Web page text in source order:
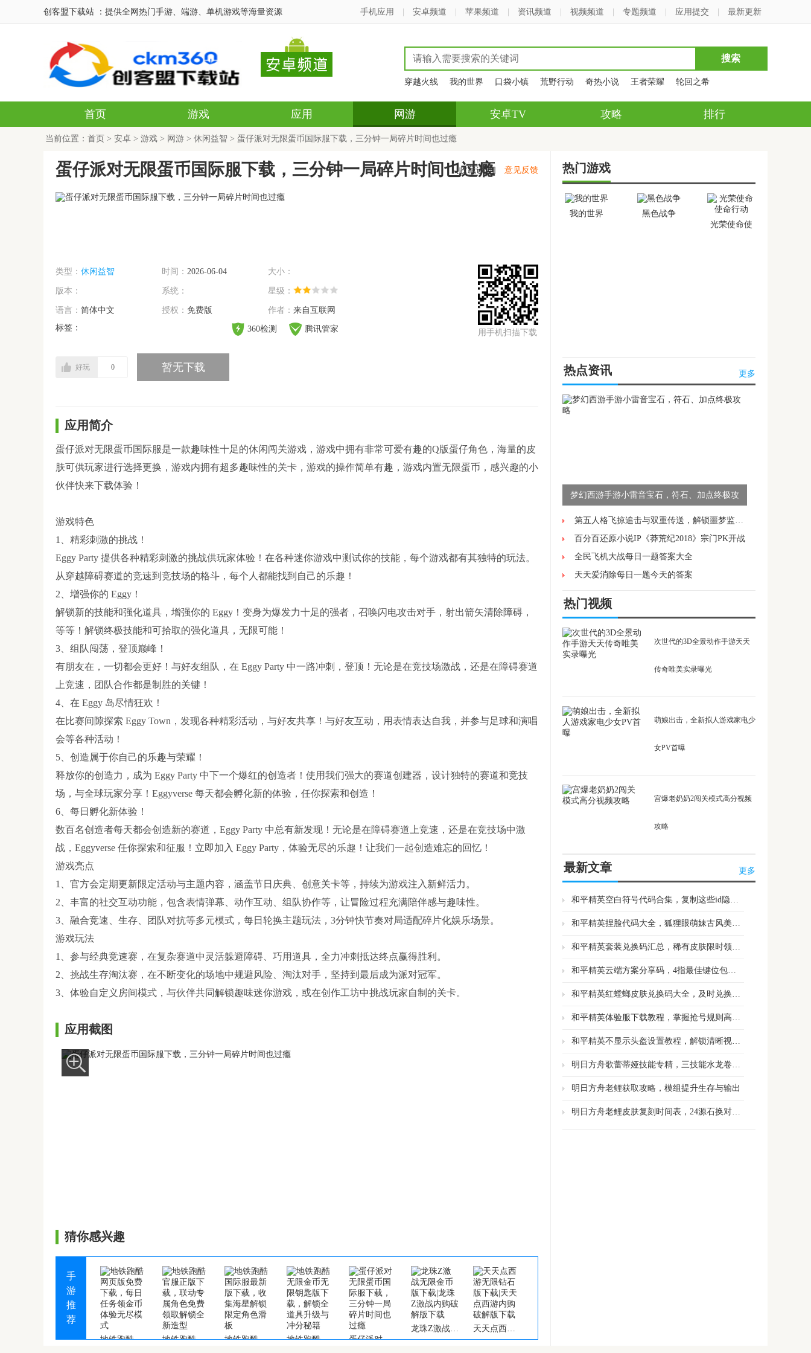
创客盟下载站 ：提供全网热门手游、端游、单机游戏等海量资源 手机应用 安卓频道 苹果频道 资讯频道 视频频道 专题频道 应用提交 最新更新
穿越火线 我的世界 口袋小镇 荒野行动 奇热小说 王者荣耀 轮回之希
首页 游戏 应用 网游 安卓TV 攻略 排行
当前位置： 首页 > 安卓 > 游戏 > 网游 > 休闲益智 > 蛋仔派对无限蛋币国际服下载，三分钟一局碎片时间也过瘾
蛋仔派对无限蛋币国际服下载，三分钟一局碎片时间也过瘾
[收藏该页] 意见反馈
类型： 休闲益智 时间： 2026-06-04 大小：
版本： 系统： 星级：
语言： 简体中文 授权： 免费版 作者： 来自互联网
标签：
360检测 腾讯管家 用手机扫描下载
好玩 0 暂无下载
应用简介
蛋仔派对无限蛋币国际服是一款趣味性十足的休闲闯关游戏，游戏中拥有非常可爱有趣的Q版蛋仔角色，海量的皮
肤可供玩家进行选择更换，游戏内拥有超多趣味性的关卡，游戏的操作简单有趣，游戏内置无限蛋币，感兴趣的小
伙伴快来下载体验！
游戏特色
1、精彩刺激的挑战！
Eggy Party 提供各种精彩刺激的挑战供玩家体验！在各种迷你游戏中测试你的技能，每个游戏都有其独特的玩法。
从穿越障碍赛道的竞速到竞技场的格斗，每个人都能找到自己的乐趣！
2、增强你的 Eggy！
解锁新的技能和强化道具，增强你的 Eggy！变身为爆发力十足的强者，召唤闪电攻击对手，射出箭矢清除障碍，
等等！解锁终极技能和可拾取的强化道具，无限可能！
3、组队闯荡，登顶巅峰！
有朋友在，一切都会更好！与好友组队，在 Eggy Party 中一路冲刺，登顶！无论是在竞技场激战，还是在障碍赛道
上竞速，团队合作都是制胜的关键！
4、在 Eggy 岛尽情狂欢！
在比赛间隙探索 Eggy Town，发现各种精彩活动，与好友共享！与好友互动，用表情表达自我，并参与足球和演唱
会等各种活动！
5、创造属于你自己的乐趣与荣耀！
释放你的创造力，成为 Eggy Party 中下一个爆红的创造者！使用我们强大的赛道创建器，设计独特的赛道和竞技
场，与全球玩家分享！Eggyverse 每天都会孵化新的体验，任你探索和创造！
6、每日孵化新体验！
数百名创造者每天都会创造新的赛道，Eggy Party 中总有新发现！无论是在障碍赛道上竞速，还是在竞技场中激
战，Eggyverse 任你探索和征服！立即加入 Eggy Party，体验无尽的乐趣！让我们一起创造难忘的回忆！
游戏亮点
1、官方会定期更新限定活动与主题内容，涵盖节日庆典、创意关卡等，持续为游戏注入新鲜活力。
2、丰富的社交互动功能，包含表情弹幕、动作互动、组队协作等，让冒险过程充满陪伴感与趣味性。​
3、融合竞速、生存、团队对抗等多元模式，每日轮换主题玩法，3分钟快节奏对局适配碎片化娱乐场景。​
游戏玩法
1、参与经典竞速赛，在复杂赛道中灵活躲避障碍、巧用道具，全力冲刺抵达终点赢得胜利。​
2、挑战生存淘汰赛，在不断变化的场地中规避风险、淘汰对手，坚持到最后成为派对冠军。​
3、体验自定义房间模式，与伙伴共同解锁趣味迷你游戏，或在创作工坊中挑战玩家自制的关卡。
应用截图
猜你感兴趣
手
游
推
荐
地铁跑酷网页版免费下载，每日任务领金币体验无尽模式 地铁跑酷官服正版下载，联动专属角色免费领取解锁全新造型 地铁跑酷国际服最新版下载，收集海星解锁限定角色滑板 地铁跑酷无限金币无限钥匙版下载，解锁全道具升级与冲分秘籍 蛋仔派对无限蛋币国际服下载，三分钟一局碎片时间也过瘾
龙珠Z激战无限金币版下载|龙珠Z激战内购破解版下载 天天点西游无限钻石版下载|天天点西游内购破解版下载
热门游戏
我的世界
黑色战争
光荣使命使
热点资讯 更多
梦幻西游手游小雷音宝石，符石、加点终极攻
略
第五人格飞掠追击与双重传送，解锁噩梦监管者的高阶操作技巧
百分百还原小说IP《莽荒纪2018》宗门PK开战
全民飞机大战每日一题答案大全
天天爱消除每日一题今天的答案
热门视频
次世代的3D全景动作手游天天
传奇唯美实录曝光
萌娘出击，全新拟人游戏家电少
女PV首曝
宫爆老奶奶2闯关模式高分视频
攻略
最新文章 更多
和平精英空白符号代码合集，复制这些id隐形不是问题
和平精英捏脸代码大全，狐狸眼萌妹古风美女任挑选
和平精英套装兑换码汇总，稀有皮肤限时领取别错过
和平精英云端方案分享码，4指最佳键位包上皇冠
和平精英红螳螂皮肤兑换码大全，及时兑换抢占游戏优势
和平精英体验服下载教程，掌握抢号规则高效获取资格
和平精英不显示头盔设置教程，解锁清晰视野展示专属皮肤
明日方舟歌蕾蒂娅技能专精，三技能水龙卷聚怪群伤专三质变
明日方舟老鲤获取攻略，模组提升生存与输出
明日方舟老鲤皮肤复刻时间表，24源石换对策卡全场景通吃